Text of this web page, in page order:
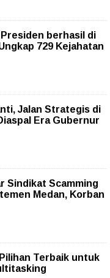
berhasil di
729 Kejahatan
Jalan Strategis di
Era Gubernur
Sindikat Scamming
Medan, Korban
Terbaik untuk